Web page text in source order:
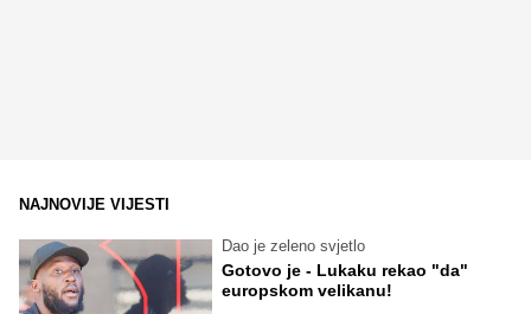
NAJNOVIJE VIJESTI
Dao je zeleno svjetlo
Gotovo je - Lukaku rekao "da"
europskom velikanu!